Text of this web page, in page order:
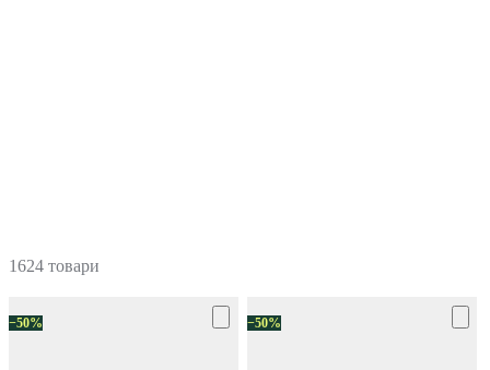
1624 товари
−50% −50%